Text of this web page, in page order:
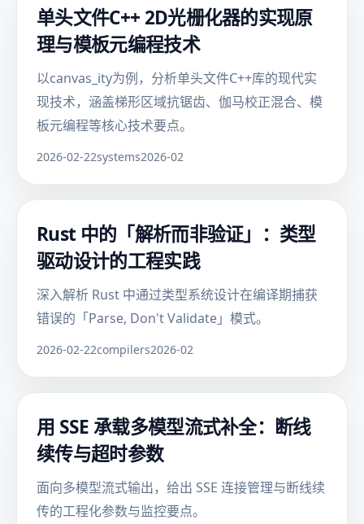
单头文件C++ 2D光栅化器的实现原
理与模板元编程技术
以canvas_ity为例，分析单头文件C++库的现代实
现技术，涵盖梯形区域抗锯齿、伽马校正混合、模
板元编程等核心技术要点。
2026-02-22systems2026-02
Rust 中的「解析而非验证」：类型
驱动设计的工程实践
深入解析 Rust 中通过类型系统设计在编译期捕获
错误的「Parse, Don't Validate」模式。
2026-02-22compilers2026-02
用 SSE 承载多模型流式补全：断线
续传与超时参数
面向多模型流式输出，给出 SSE 连接管理与断线续
传的工程化参数与监控要点。